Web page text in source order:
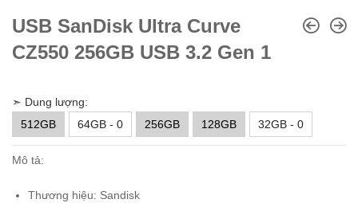
USB SanDisk Ultra Curve
CZ550 256GB USB 3.2 Gen 1
➣ Dung lượng:
512GB
64GB - 0 256GB 128GB 32GB - 0
Mô tả:
Thương hiệu: Sandisk